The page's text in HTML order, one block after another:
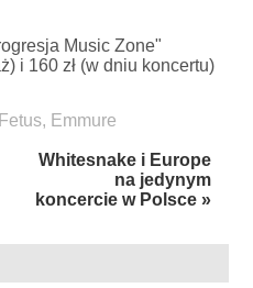
Music Zone"
i 160 zł (w dniu koncertu)
, Emmure
Whitesnake i Europe
na jedynym
koncercie w Polsce »